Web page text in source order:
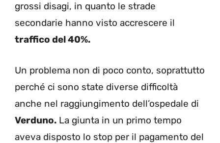
grossi disagi, in quanto le strade
secondarie hanno visto accrescere il
traffico del 40%.
Un problema non di poco conto, soprattutto
perché ci sono state diverse difficoltà
anche nel raggiungimento dell’ospedale di
Verduno. La giunta in un primo tempo
aveva disposto lo stop per il pagamento del